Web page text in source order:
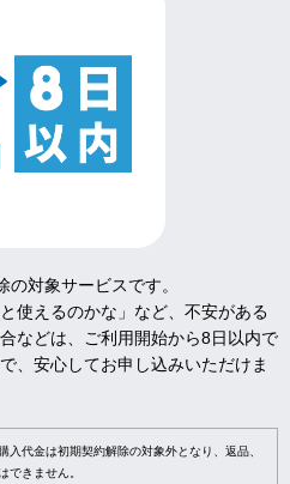
対象サービスです。
使えるのかな」など、不安がある
などは、ご利用開始から8日以内で
、安心してお申し込みいただけま
代金は初期契約解除の対象外となり、返品、
できません。